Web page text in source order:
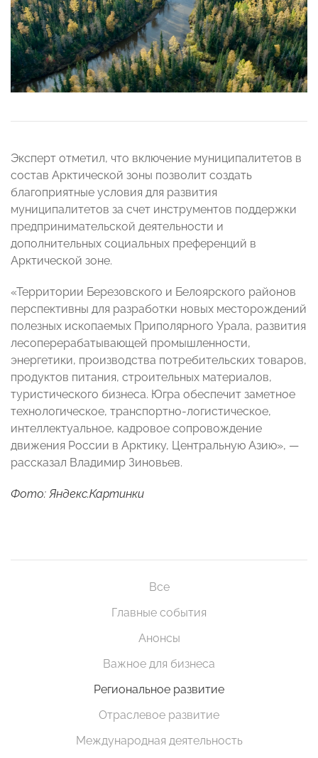
Эксперт отметил, что включение муниципалитетов в
состав Арктической зоны позволит создать
благоприятные условия для развития
муниципалитетов за счет инструментов поддержки
предпринимательской деятельности и
дополнительных социальных преференций в
Арктической зоне.
«Территории Березовского и Белоярского районов
перспективны для разработки новых месторождений
полезных ископаемых Приполярного Урала, развития
лесоперерабатывающей промышленности,
энергетики, производства потребительских товаров,
продуктов питания, строительных материалов,
туристического бизнеса. Югра обеспечит заметное
технологическое, транспортно-логистическое,
интеллектуальное, кадровое сопровождение
движения России в Арктику, Центральную Азию», —
рассказал Владимир Зиновьев.
Фото: Яндекс.Картинки
Все
Главные события
Анонсы
Важное для бизнеса
Региональное развитие
Отраслевое развитие
Международная деятельность